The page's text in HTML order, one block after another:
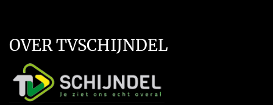
OVER TVSCHIJNDEL